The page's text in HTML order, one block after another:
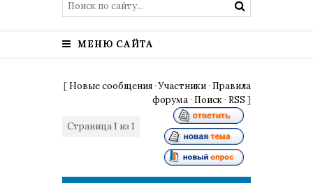
МЕНЮ САЙТА
[ Новые сообщения ·Участники · Правила
форума · Поиск · RSS ]
Страница1 из 1